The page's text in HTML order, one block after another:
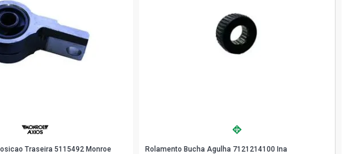
GOL G2 CL HATCH 1.8 8V AP
GOL G2 GL HATCH 1.8 8V AP
Traseira 5115492 Monroe Rolamento Bucha Agulha 7121214100 Ina